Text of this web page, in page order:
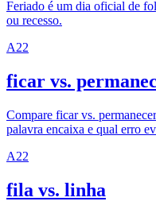
Feriado é um dia oficial de
ou recesso.
A22
ficar vs.
Compare ficar vs.
palavra encaixa e qual erro
A22
fila vs. linha